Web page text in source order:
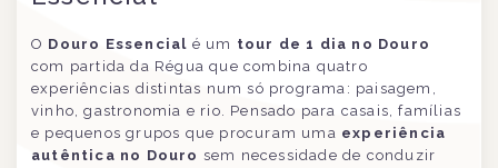
O Douro Essencial é um tour de 1 dia no Douro
com partida da Régua que combina quatro
experiências distintas num só programa: paisagem,
vinho, gastronomia e rio. Pensado para casais, famílias
e pequenos grupos que procuram uma experiência
autêntica no Douro sem necessidade de conduzir